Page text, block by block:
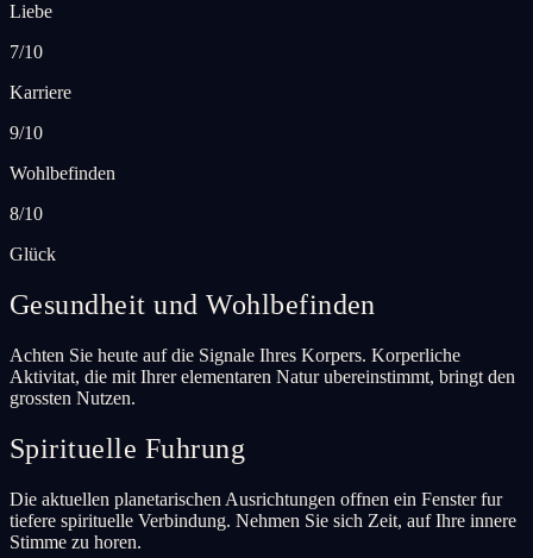
Liebe
7/10
Karriere
9/10
Wohlbefinden
8/10
Glück
Gesundheit und Wohlbefinden
Achten Sie heute auf die Signale Ihres Korpers. Korperliche
Aktivitat, die mit Ihrer elementaren Natur ubereinstimmt, bringt den
grossten Nutzen.
Spirituelle Fuhrung
Die aktuellen planetarischen Ausrichtungen offnen ein Fenster fur
tiefere spirituelle Verbindung. Nehmen Sie sich Zeit, auf Ihre innere
Stimme zu horen.